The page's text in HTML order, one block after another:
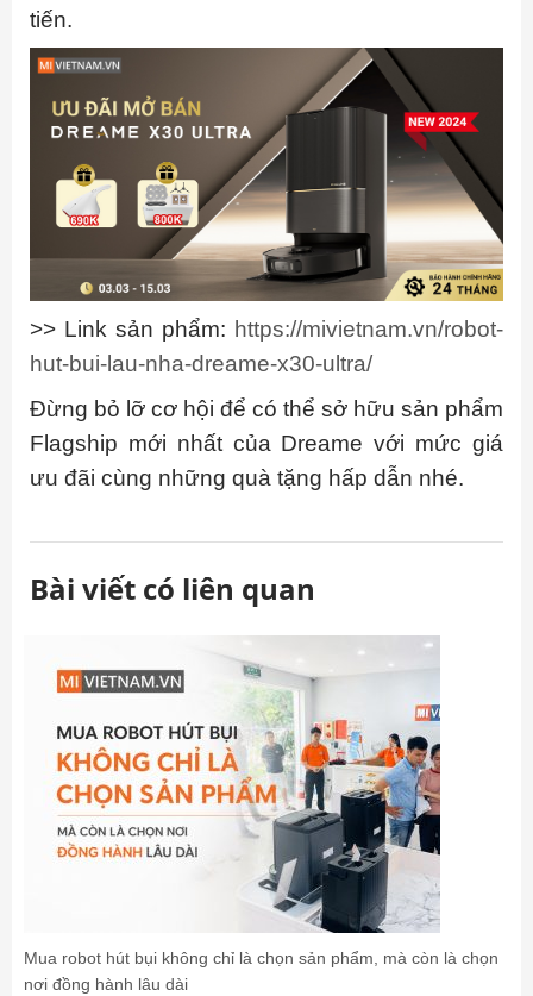
tiến.
>> Link sản phẩm: https://mivietnam.vn/robot-
hut-bui-lau-nha-dreame-x30-ultra/
Đừng bỏ lỡ cơ hội để có thể sở hữu sản phẩm
Flagship mới nhất của Dreame với mức giá
ưu đãi cùng những quà tặng hấp dẫn nhé.
Bài viết có liên quan
Mua robot hút bụi không chỉ là chọn sản phẩm, mà còn là chọn
nơi đồng hành lâu dài